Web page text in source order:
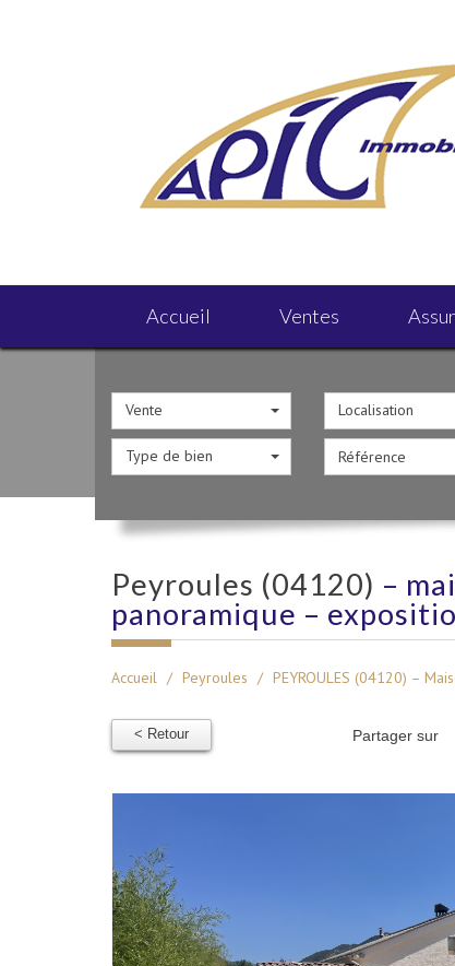
Accueil Ventes
Vente
Type de bien
Localisation
peyroules (04120) –
panoramique –
Accueil Peyroules PEYROULES (04120) –
< Retour Partager sur